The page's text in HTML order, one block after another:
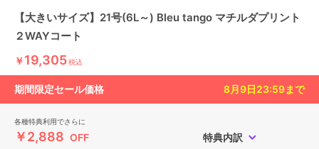
【大きいサイズ】21号(6L～) Bleu tango マチルダプリント
２WAYコート
￥19,305税込
期間限定セール価格 8月9日23:59まで
各種特典利用でさらに
￥2,888 OFF 特典内訳